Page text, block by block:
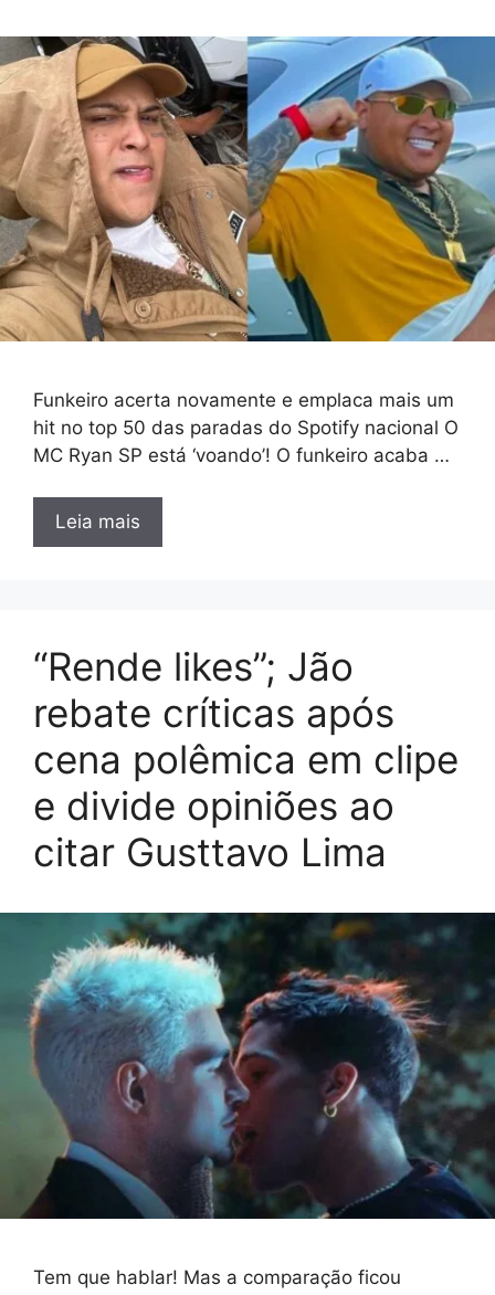
Funkeiro acerta novamente e emplaca mais um
hit no top 50 das paradas do Spotify nacional O
MC Ryan SP está ‘voando’! O funkeiro acaba …
Leia mais
“Rende likes”; Jão
rebate críticas após
cena polêmica em clipe
e divide opiniões ao
citar Gusttavo Lima
Tem que hablar! Mas a comparação ficou